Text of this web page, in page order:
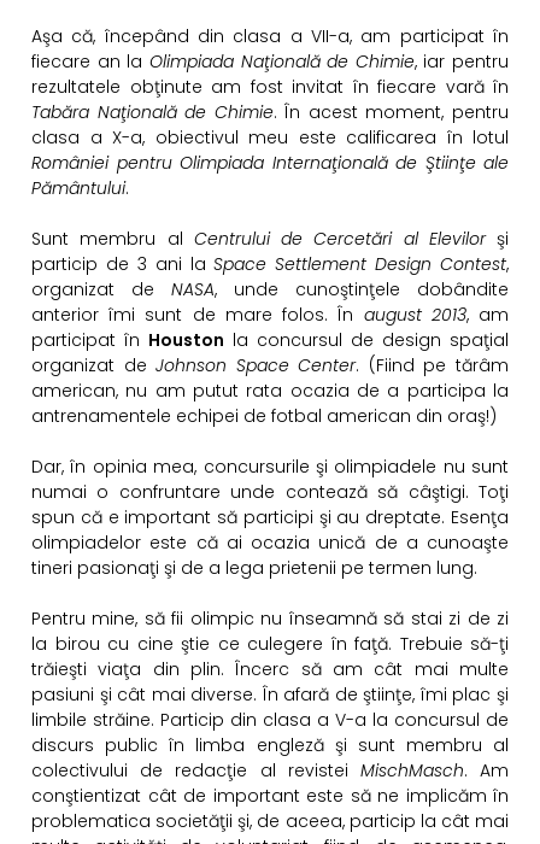
Aşa că, începând din clasa a VII-a, am participat în
fiecare an la Olimpiada Naţională de Chimie, iar pentru
rezultatele obţinute am fost invitat în fiecare vară în
Tabăra Naţională de Chimie. În acest moment, pentru
clasa a X-a, obiectivul meu este calificarea în lotul
României pentru Olimpiada Internaţională de Ştiinţe ale
Pământului.
Sunt membru al Centrului de Cercetări al Elevilorşi
particip de 3 ani laSpace Settlement Design Contest,
organizat de NASA, unde cunoştinţele dobândite
anterior îmi sunt de mare folos. În august 2013, am
participat în Houston la concursul de design spaţial
organizat deJohnson Space Center. (Fiind pe tărâm
american, nu am putut rata ocazia de a participa la
antrenamentele echipei de fotbal american din oraş!)
Dar, în opinia mea, concursurile şi olimpiadele nu sunt
numai o confruntare unde contează să câştigi. Toţi
spun că e important să participi şi au dreptate. Esenţa
olimpiadelor este că ai ocazia unică de a cunoaşte
tineri pasionaţi şi de a lega prietenii pe termen lung.
Pentru mine, să fii olimpic nu înseamnă să stai zi de zi
la birou cu cine ştie ce culegere în faţă. Trebuie să-ţi
trăieşti viaţa din plin. Încerc să am cât mai multe
pasiuni şi cât mai diverse. În afară de ştiinţe, îmi plac şi
limbile străine. Particip din clasa a V-a la concursul de
discurs public în limba engleză şi sunt membru al
colectivului de redacţie al revistei MischMasch. Am
conştientizat cât de important este să ne implicăm în
problematica societăţii şi, de aceea, particip la cât mai